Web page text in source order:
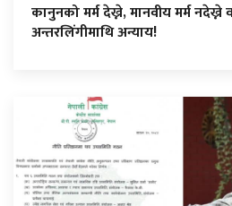
कानुनको मर्म देख्ने, मानवीय मर्म
अन्तरलिंगीमाथि अन्याय!